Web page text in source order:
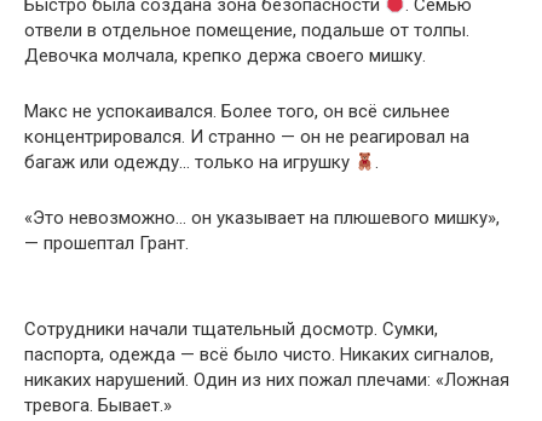
Быстро была создана зона безопасности
. Семью
отвели в отдельное помещение, подальше от толпы.
Девочка молчала, крепко держа своего мишку.
Макс не успокаивался. Более того, он всё сильнее
концентрировался. И странно — он не реагировал на
багаж или одежду… только на игрушку
.
«Это невозможно… он указывает на плюшевого мишку»,
— прошептал Грант.
Сотрудники начали тщательный досмотр. Сумки,
паспорта, одежда — всё было чисто. Никаких сигналов,
никаких нарушений. Один из них пожал плечами: «Ложная
тревога. Бывает.»